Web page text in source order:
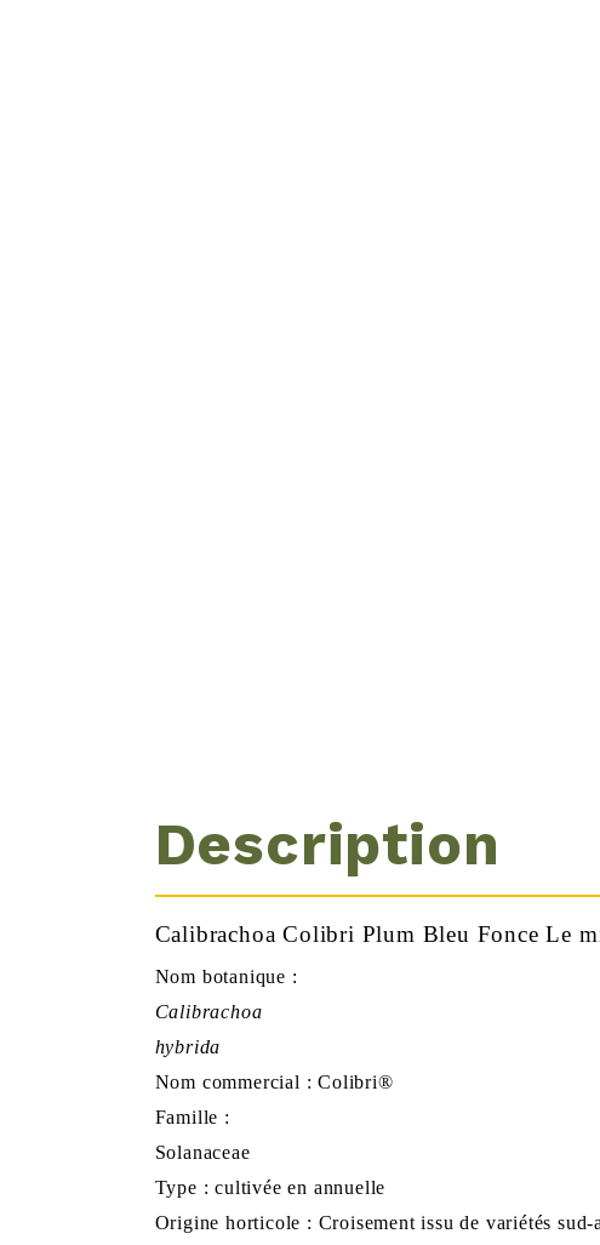
Description
Calibrachoa Colibri Plum Bleu Fonce Le
Nom botanique :
Calibrachoa
hybrida
Nom commercial : Colibri®
Famille :
Solanaceae
Type : cultivée en annuelle
Origine horticole : Croisement issu de variétés sud-